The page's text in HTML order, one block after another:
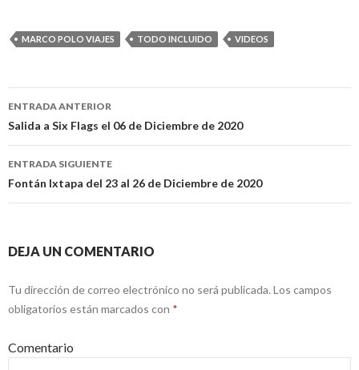
MARCO POLO VIAJES TODO INCLUIDO VIDEOS
Navegación
de
entradas
ENTRADA ANTERIOR
Salida a Six Flags el 06 de Diciembre de 2020
ENTRADA SIGUIENTE
Fontán Ixtapa del 23 al 26 de Diciembre de 2020
DEJA UN COMENTARIO
Tu dirección de correo electrónico no será publicada. Los campos
obligatorios están marcados con *
Comentario